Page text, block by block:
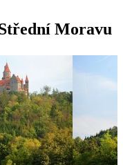
Moravu